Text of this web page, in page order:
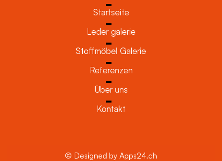
Startseite
Leder galerie
Stoffmöbel Galerie
Referenzen
Über uns
Kontakt
© Designed by Apps24.ch